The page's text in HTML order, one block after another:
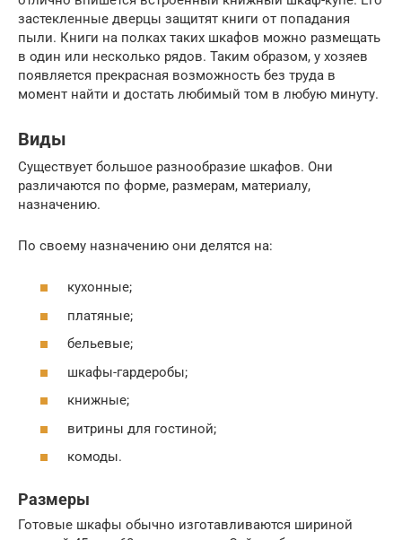
застекленные дверцы защитят книги от попадания
пыли. Книги на полках таких шкафов можно размещать
в один или несколько рядов. Таким образом, у хозяев
появляется прекрасная возможность без труда в
момент найти и достать любимый том в любую минуту.
Виды
Существует большое разнообразие шкафов. Они
различаются по форме, размерам, материалу,
назначению.
По своему назначению они делятся на:
кухонные;
платяные;
бельевые;
шкафы-гардеробы;
книжные;
витрины для гостиной;
комоды.
Размеры
Готовые шкафы обычно изготавливаются шириной